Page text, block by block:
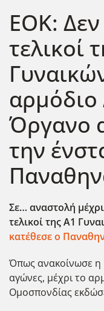
ΕΟΚ: Δεν
τελικοί
αρμόδιο
Όργανο
την
Σε… αναστολή μέχρι
τελικοί της Α1
κατέθεσε ο
Όπως ανακοίνωσε η
αγώνες, μέχρι το
Ομοσπονδίας